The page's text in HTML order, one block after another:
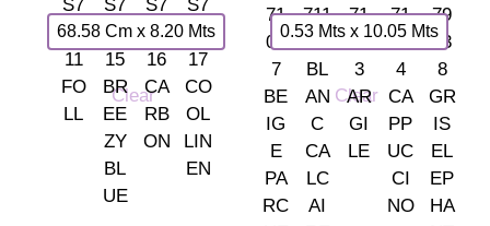
68.58 Cm x 8.20 Mts
Clear
0.53 Mts x 10.05 Mts
Clear